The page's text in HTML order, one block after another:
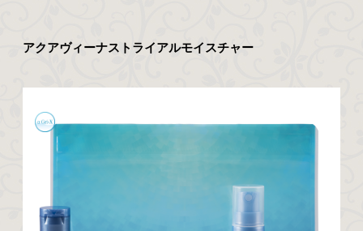
アクアヴィーナストライアルモイスチャー